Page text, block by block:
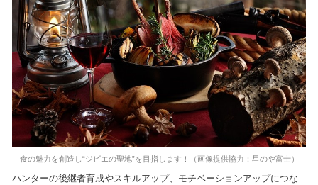
食の魅力を創造し“ジビエの聖地”を目指します！（画像提供協力：星のや富士）
ハンターの後継者育成やスキルアップ、モチベーションアップにつな